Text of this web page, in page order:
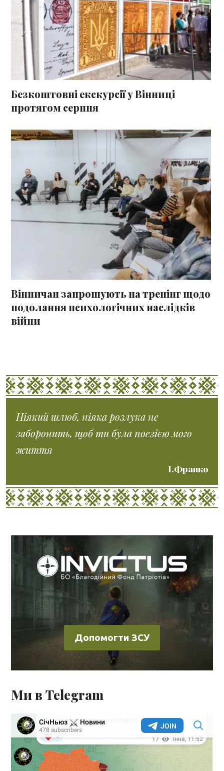
Безкоштовні екскурсії у Вінниці
протягом серпня
Вінничан запрошують на тренінг щодо
подолання психологічних наслідків
війни
Ніякий шлюб, ніяка розлука не
заборонить, щоб ти була поезією мого
життя
І.Франко
Допомогти ЗСУ
Ми в Telegram